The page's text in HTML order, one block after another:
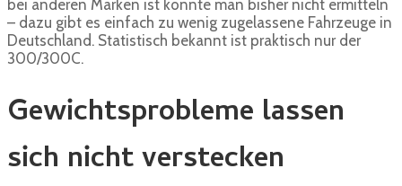
bei anderen Marken ist konnte man bisher nicht ermitteln
– dazu gibt es einfach zu wenig zugelassene Fahrzeuge in
Deutschland. Statistisch bekannt ist praktisch nur der
300/300C.
Gewichtsprobleme lassen
sich nicht verstecken